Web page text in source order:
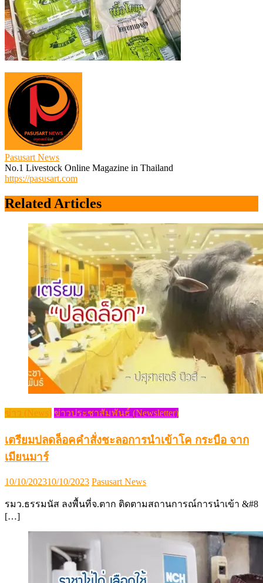
Pasusart News
No.1 Livestock Online Magazine in Thailand
https://pasusart.com
Related Articles
ข่าว (News) ข่าวประชาสัมพันธ์ (Newsletter)
เตรียมปลดล็อคคำสั่งชะลอการนำเข้าโค กระบือ จาก
เมียนมาร์
Posted
10/10/202310/10/2023 Author
Pasusart News
รมว.ธรรมนัส ลงพื้นที่จ.ตาก ติดตามสถานการณ์การนำเข้า &#8
[…]